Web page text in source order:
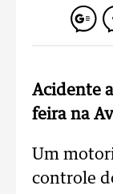
Acidente
feira na
Um
controle